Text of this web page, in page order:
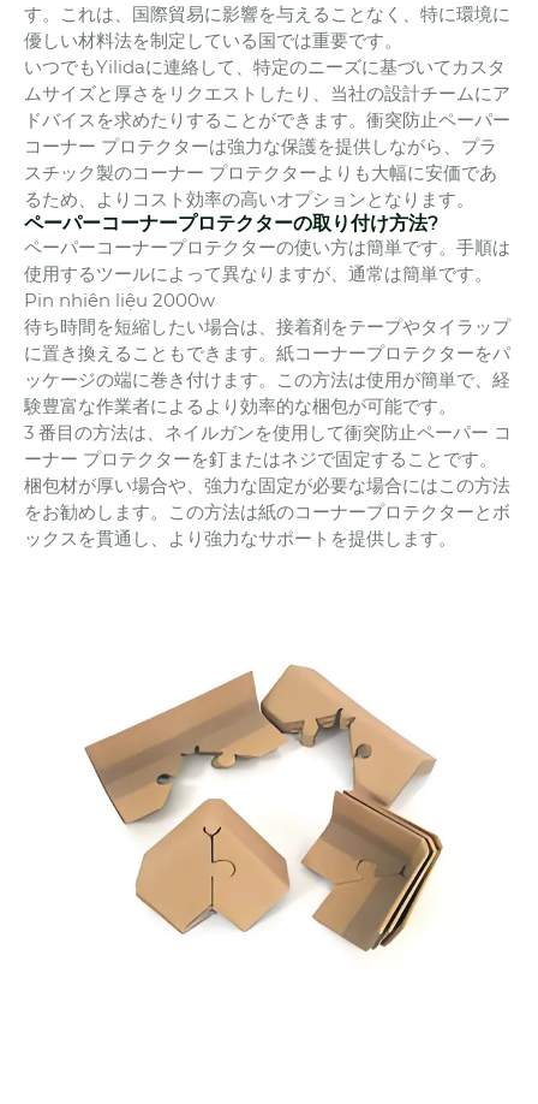
す。これは、国際貿易に影響を与えることなく、特に環境に
優しい材料法を制定している国では重要です。
いつでもYilidaに連絡して、特定のニーズに基づいてカスタ
ムサイズと厚さをリクエストしたり、当社の設計チームにア
ドバイスを求めたりすることができます。衝突防止ペーパー
コーナー プロテクターは強力な保護を提供しながら、プラ
スチック製のコーナー プロテクターよりも大幅に安価であ
るため、よりコスト効率の高いオプションとなります。
ペーパーコーナープロテクターの取り付け方法?
ペーパーコーナープロテクターの使い方は簡単です。手順は
使用するツールによって異なりますが、通常は簡単です。
Pin nhiên liệu 2000w
待ち時間を短縮したい場合は、接着剤をテープやタイラップ
に置き換えることもできます。紙コーナープロテクターをパ
ッケージの端に巻き付けます。この方法は使用が簡単で、経
験豊富な作業者によるより効率的な梱包が可能です。
3 番目の方法は、ネイルガンを使用して衝突防止ペーパー コ
ーナー プロテクターを釘またはネジで固定することです。
梱包材が厚い場合や、強力な固定が必要な場合にはこの方法
をお勧めします。この方法は紙のコーナープロテクターとボ
ックスを貫通し、より強力なサポートを提供します。